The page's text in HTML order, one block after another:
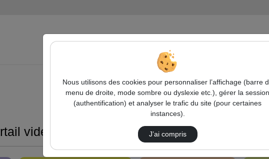
vidéos de La Rochelle Université
Nous utilisons des cookies pour personnaliser l’affichage (barre
menu de droite, mode sombre ou dyslexie etc.), gérer la session
(authentification) et analyser le trafic du site (pour certaines
instances).
J’ai compris